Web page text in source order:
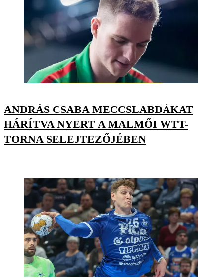
ANDRÁS CSABA MECCSLABDÁKAT
HÁRÍTVA NYERT A MALMŐI WTT-
TORNA SELEJTEZŐJÉBEN